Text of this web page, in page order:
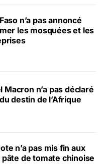
n’a pas annoncé
les mosquées et les
Macron n’a pas déclaré
destin de l’Afrique
n’a pas mis fin aux
de tomate chinoise